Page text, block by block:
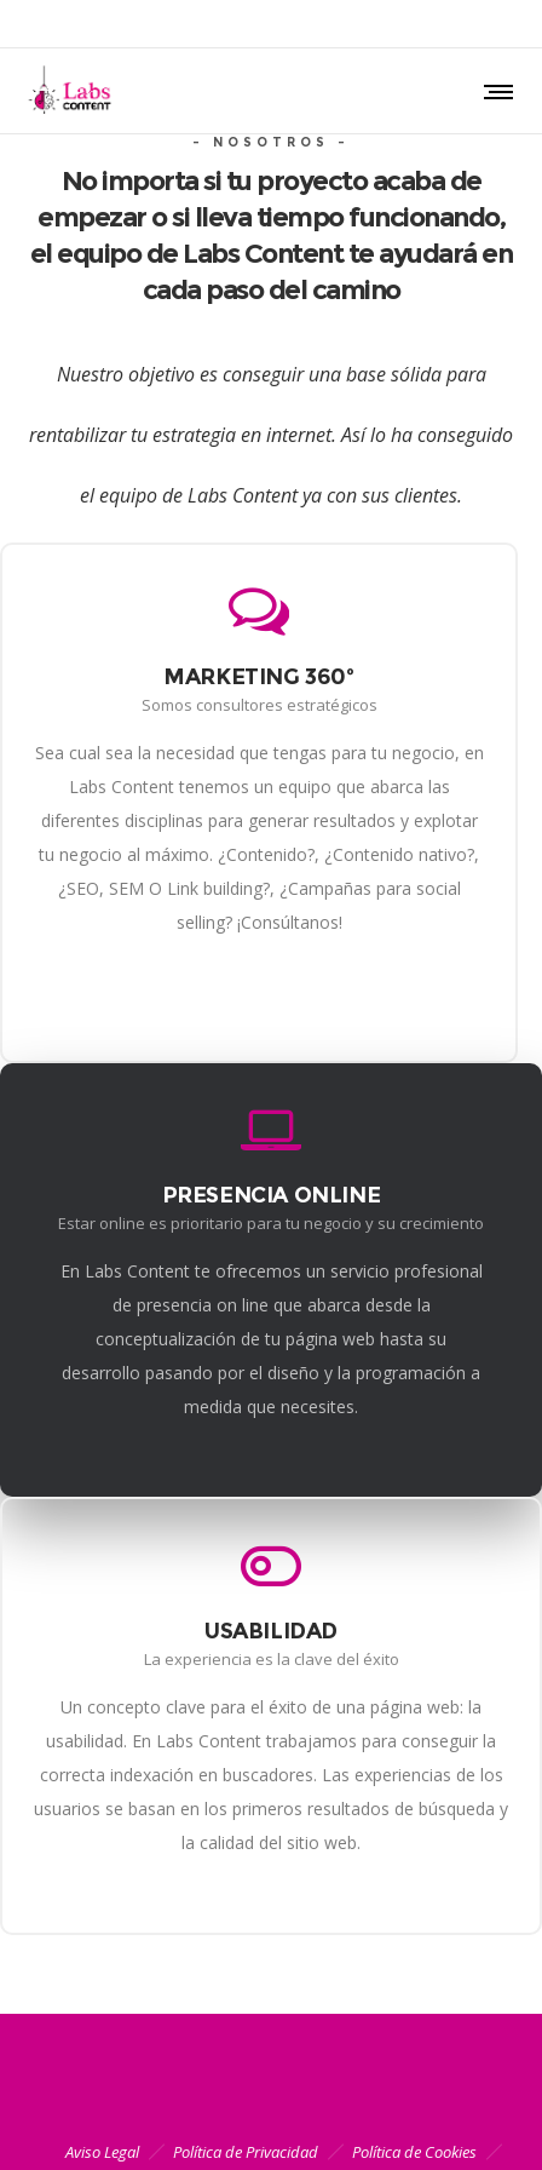
- NOSOTROS -
No importa si tu proyecto acaba de
empezar o si lleva tiempo funcionando,
el equipo de Labs Content te ayudará en
cada paso del camino
Nuestro objetivo es conseguir una base sólida para
rentabilizar tu estrategia en internet. Así lo ha conseguido
el equipo de Labs Content ya con sus clientes.
MARKETING 360º
Somos consultores estratégicos
Sea cual sea la necesidad que tengas para tu negocio, en
Labs Content tenemos un equipo que abarca las
diferentes disciplinas para generar resultados y explotar
tu negocio al máximo. ¿Contenido?, ¿Contenido nativo?,
¿SEO, SEM O Link building?, ¿Campañas para social
selling? ¡Consúltanos!
PRESENCIA ONLINE
Estar online es prioritario para tu negocio y su crecimiento
En Labs Content te ofrecemos un servicio profesional
de presencia on line que abarca desde la
conceptualización de tu página web hasta su
desarrollo pasando por el diseño y la programación a
medida que necesites.
USABILIDAD
La experiencia es la clave del éxito
Un concepto clave para el éxito de una página web: la
usabilidad. En Labs Content trabajamos para conseguir la
correcta indexación en buscadores. Las experiencias de los
usuarios se basan en los primeros resultados de búsqueda y
la calidad del sitio web.
Aviso Legal Política de Privacidad Política de Cookies